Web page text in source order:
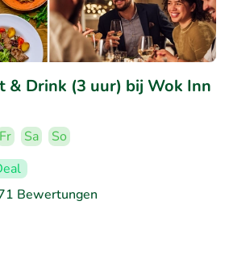
& Drink (3 uur) bij Wok Inn
Fr Sa
So
Bewertungen